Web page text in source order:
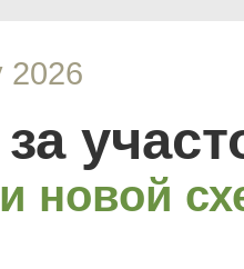
2026
новой